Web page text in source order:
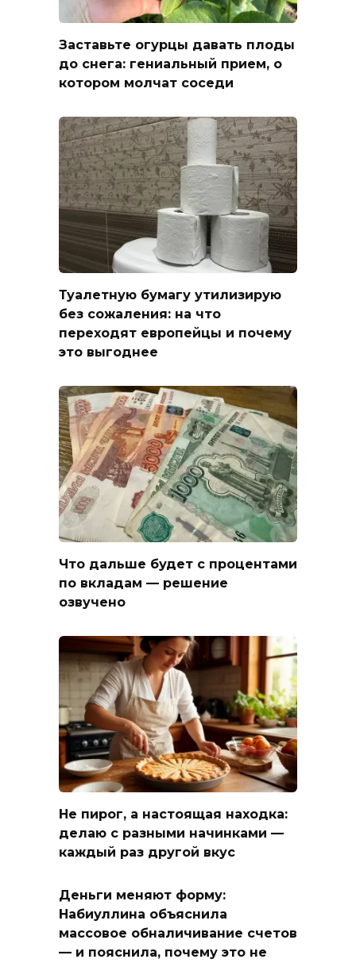
Заставьте огурцы давать плоды
до снега: гениальный прием, о
котором молчат соседи
Туалетную бумагу утилизирую
без сожаления: на что
переходят европейцы и почему
это выгоднее
Что дальше будет с процентами
по вкладам — решение
озвучено
Не пирог, а настоящая находка:
делаю с разными начинками —
каждый раз другой вкус
Деньги меняют форму:
Набиуллина объяснила
массовое обналичивание счетов
— и пояснила, почему это не